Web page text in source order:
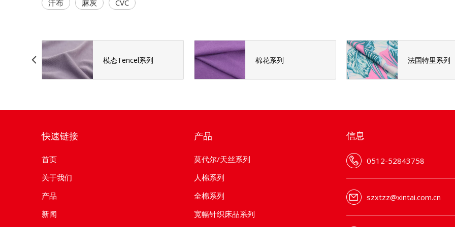
汗布 麻灰 CVC
模态Tencel系列 棉花系列 法国特里系列
快速链接
首页
关于我们
产品
新闻
产品
莫代尔/天丝系列
人棉系列
全棉系列
宽幅针织床品系列
信息
0512-52843758
szxtzz@xintai.com.cn